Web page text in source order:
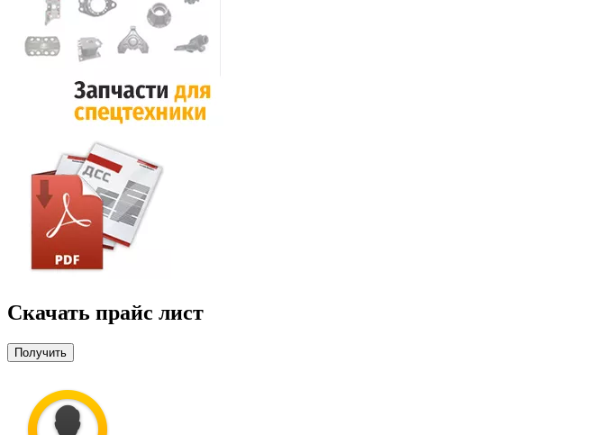
Скачать прайс лист
Получить